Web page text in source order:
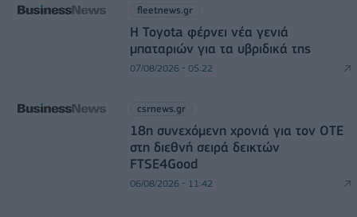
fleetnews.gr
Η Toyota φέρνει νέα γενιά
μπαταριών για τα υβριδικά της
07/08/2026 - 05:22
csrnews.gr
18η συνεχόμενη χρονιά για τον ΟΤΕ
στη διεθνή σειρά δεικτών
FTSE4Good
06/08/2026 - 11:42